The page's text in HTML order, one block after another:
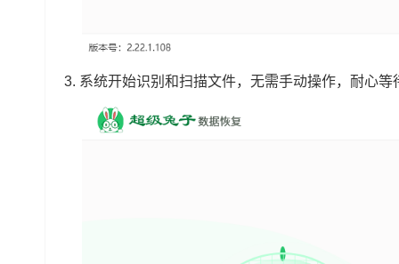
3. 系统开始识别和扫描文件，无需手动操作，耐心等